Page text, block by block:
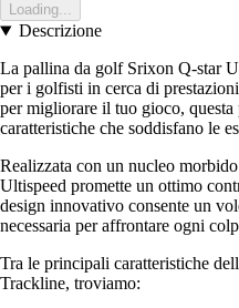
Loading...
Descrizione
La pallina da golf Srixon Q-star
per i golfisti in cerca di
per migliorare il tuo gioco,
caratteristiche che soddisfano le
Realizzata con un nucleo
Ultispeed promette un ottimo
design innovativo consente un
necessaria per affrontare ogni
Tra le principali caratteristiche
Trackline, troviamo: